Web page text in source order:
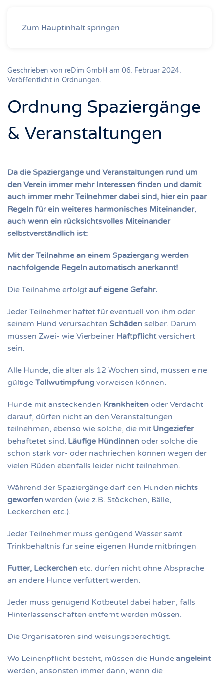
Zum Hauptinhalt springen
Geschrieben von reDim GmbH am 06. Februar 2024.
Veröffentlicht in Ordnungen.
Ordnung Spaziergänge
& Veranstaltungen
Da die Spaziergänge und Veranstaltungen rund um
den Verein immer mehr Interessen finden und damit
auch immer mehr Teilnehmer dabei sind, hier ein paar
Regeln für ein weiteres harmonisches Miteinander,
auch wenn ein rücksichtsvolles Miteinander
selbstverständlich ist:
Mit der Teilnahme an einem Spaziergang werden
nachfolgende Regeln automatisch anerkannt!
Die Teilnahme erfolgt auf eigene Gefahr.
Jeder Teilnehmer haftet für eventuell von ihm oder
seinem Hund verursachten Schäden selber. Darum
müssen Zwei- wie Vierbeiner Haftpflichtversichert
sein.
Alle Hunde, die älter als 12 Wochen sind, müssen eine
gültige Tollwutimpfung vorweisen können.
Hunde mit ansteckenden Krankheiten oder Verdacht
darauf, dürfen nicht an den Veranstaltungen
teilnehmen, ebenso wie solche, die mit Ungeziefer
behaftetet sind. Läufige Hündinnen oder solche die
schon stark vor- oder nachriechen können wegen der
vielen Rüden ebenfalls leider nicht teilnehmen.
Während der Spaziergänge darf den Hunden nichts
geworfen werden (wie z.B. Stöckchen, Bälle,
Leckerchen etc.).
Jeder Teilnehmer muss genügend Wasser samt
Trinkbehältnis für seine eigenen Hunde mitbringen.
Futter, Leckerchen etc. dürfen nicht ohne Absprache
an andere Hunde verfüttert werden.
Jeder muss genügend Kotbeutel dabei haben, falls
Hinterlassenschaften entfernt werden müssen.
Die Organisatoren sind weisungsberechtigt.
Wo Leinenpflicht besteht, müssen die Hunde angeleint
werden, ansonsten immer dann, wenn die